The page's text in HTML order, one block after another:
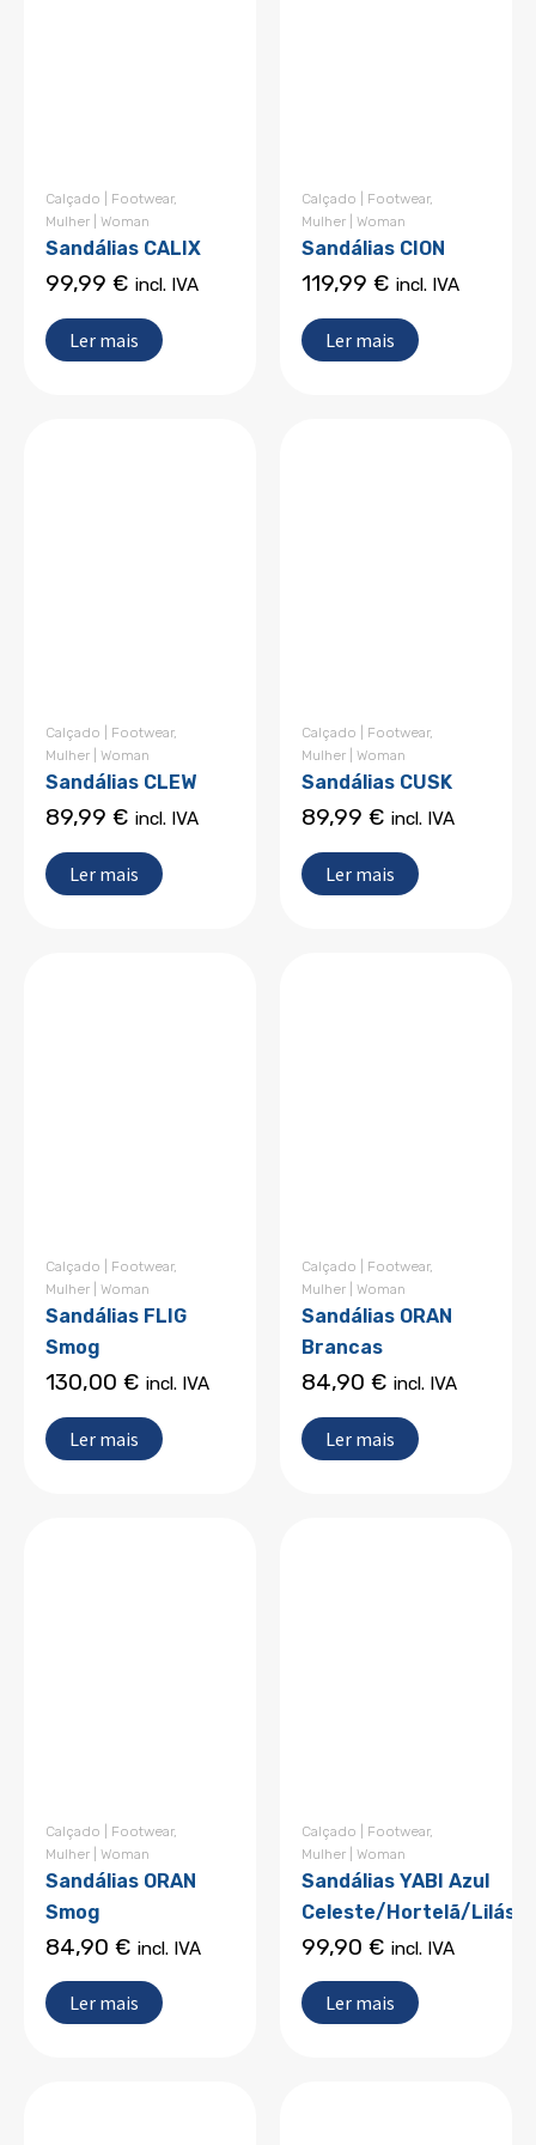
Calçado | Footwear,
Mulher | Woman
Sandálias CALIX
99,99 € incl. IVA
Ler mais
Calçado | Footwear,
Mulher | Woman
Sandálias CION
119,99 € incl. IVA
Ler mais
Calçado | Footwear,
Mulher | Woman
Sandálias CLEW
89,99 € incl. IVA
Ler mais
Calçado | Footwear,
Mulher | Woman
Sandálias CUSK
89,99 € incl. IVA
Ler mais
Calçado | Footwear,
Mulher | Woman
Sandálias FLIG
Smog
130,00 € incl. IVA
Ler mais
Calçado | Footwear,
Mulher | Woman
Sandálias ORAN
Brancas
84,90 € incl. IVA
Ler mais
Calçado | Footwear,
Mulher | Woman
Sandálias ORAN
Smog
84,90 € incl. IVA
Ler mais
Calçado | Footwear,
Mulher | Woman
Sandálias YABI Azul
Celeste/Hortelã/Lilás
99,90 € incl. IVA
Ler mais